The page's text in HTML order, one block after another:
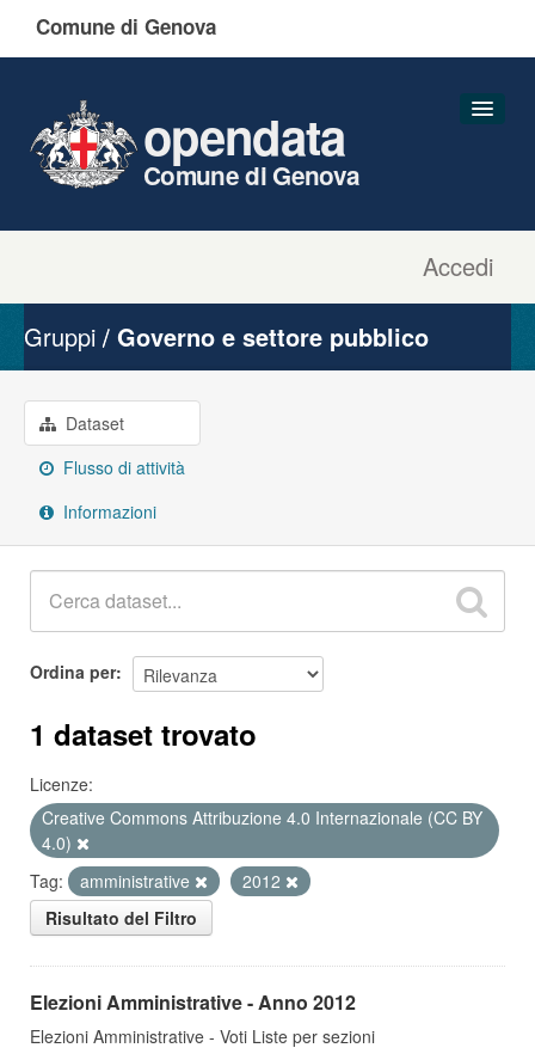
Comune di Genova
Accedi
opendata
Comune di Genova
Gruppi
Gruppi Governo e settore pubblico
Dataset
Flusso di attività
Informazioni
Ordina per
1 dataset trovato
Licenze:
Creative Commons Attribuzione 4.0 Internazionale (CC BY
4.0)
Tag:
amministrative
2012
Risultato del Filtro
Elezioni Amministrative - Anno 2012
Elezioni Amministrative - Voti Liste per sezioni